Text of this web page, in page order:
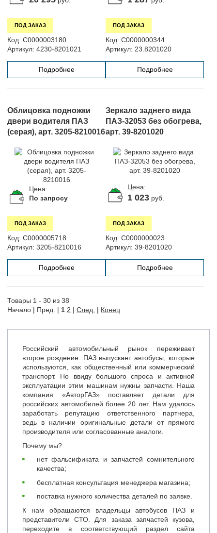
ПОД ЗАКАЗ
Код: С0000003180
Артикул: 4230-8201021
Подробнее
ПОД ЗАКАЗ
Код: С0000000344
Артикул: 23.8201020
Подробнее
Облицовка подножки
двери водителя ПАЗ
(серая), арт. 3205-8210016
Цена:
По запросу
ПОД ЗАКАЗ
Код: С0000005718
Артикул: 3205-8210016
Подробнее
Зеркало заднего вида
ПАЗ-32053 без обогрева,
арт. 39-8201020
Цена:
1 023 руб.
ПОД ЗАКАЗ
Код: С0000000023
Артикул: 39-8201020
Подробнее
Товары 1 - 30 из 38
Начало | Пред. | 1 2 | След. | Конец
Российский автомобильный рынок переживает
второе рождение. ПАЗ выпускает автобусы, которые
используются, как общественный или коммерческий
транспорт. Но ввиду большого спроса и активной
эксплуатации этим машинам нужны запчасти. Наша
компания «АвторГАЗ» поставляет детали для
российских автомобилей более 20 лет. Нам удалось
заработать репутацию ответственного партнера,
ведь в наличии оригинальные детали от прямого
производителя или согласованные аналоги.
Почему мы?
нет фальсификата и запчастей сомнительного
качества;
бесплатная консультация менеджера магазина;
поставка нужного количества деталей по заявке.
К нам обращаются владельцы автобусов ПАЗ и
представители СТО. Для заказа запчастей кузова,
переходите в соответствующий раздел сайта